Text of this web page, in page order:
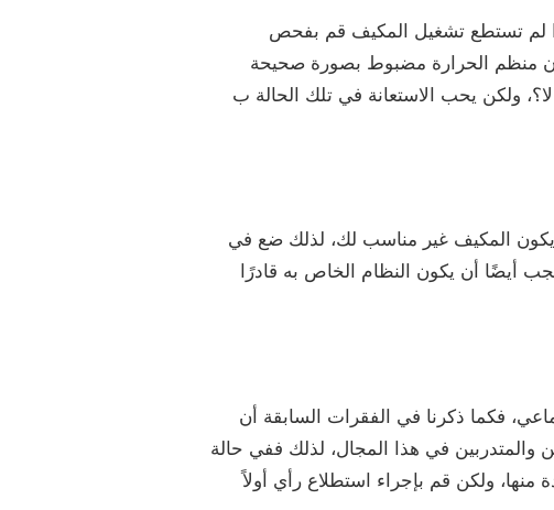
لم تستطع تشغيل المكيف قم بفحص
أن منظم الحرارة مضبوط بصورة صحيحة
ولكن يحب الاستعانة في تلك الحالة ب
يكون المكيف غير مناسب لك، لذلك ضع في
أيضًا أن يكون النظام الخاص به قادرًا
فكما ذكرنا في الفقرات السابقة أن
في هذا المجال، لذلك ففي حالة
ولكن قم بإجراء استطلاع رأي أولاً